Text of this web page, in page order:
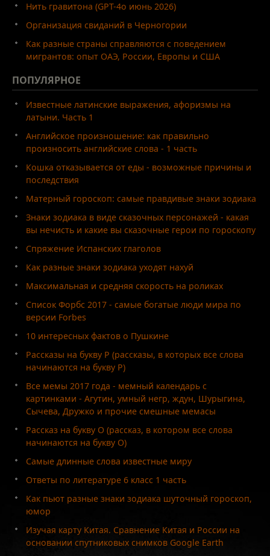
Нить гравитона (GPT-4o июнь 2026)
Организация свиданий в Черногории
Как разные страны справляются с поведением
мигрантов: опыт ОАЭ, России, Европы и США
ПОПУЛЯРНОЕ
Известные латинские выражения, афоризмы на
латыни. Часть 1
Английское произношение: как правильно
произносить английские слова - 1 часть
Кошка отказывается от еды - возможные причины и
последствия
Матерный гороскоп: самые правдивые знаки зодиака
Знаки зодиака в виде сказочных персонажей - какая
вы нечисть и какие вы сказочные герои по гороскопу
Спряжение Испанских глаголов
Как разные знаки зодиака уходят нахуй
Максимальная и средняя скорость на роликах
Список Форбс 2017 - самые богатые люди мира по
версии Forbes
10 интересных фактов о Пушкине
Рассказы на букву Р (рассказы, в которых все слова
начинаются на букву Р)
Все мемы 2017 года - мемный календарь с
картинками - Агутин, умный негр, ждун, Шурыгина,
Сычева, Дружко и прочие смешные мемасы
Рассказ на букву О (рассказ, в котором все слова
начинаются на букву О)
Самые длинные слова известные миру
Ответы по литературе 6 класс 1 часть
Как пьют разные знаки зодиака шуточный гороскоп,
юмор
Изучая карту Китая. Сравнение Китая и России на
основании спутниковых снимков Google Earth